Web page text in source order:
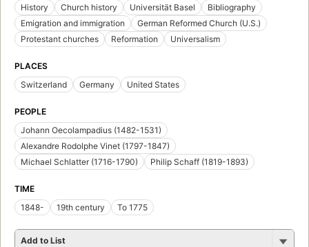
History
Church history Universität Basel
Bibliography
Emigration and immigration
German Reformed Church (U.S.)
Protestant churches
Reformation Universalism
PLACES
Switzerland
Germany United States
PEOPLE
Johann Oecolampadius (1482-1531)
Alexandre Rodolphe Vinet (1797-1847)
Michael Schlatter (1716-1790)
Philip Schaff (1819-1893)
TIME
1848-
19th century To 1775
Add to List